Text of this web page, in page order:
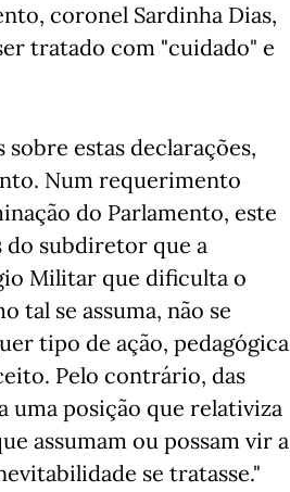
coronel Sardinha Dias,
tratado com "cuidado" e
estas declarações,
Num requerimento
do Parlamento, este
do subdiretor que a
Militar que dificulta o
tal se assuma, não se
tipo de ação, pedagógica
Pelo contrário, das
posição que relativiza
assumam ou possam vir a
se tratasse."